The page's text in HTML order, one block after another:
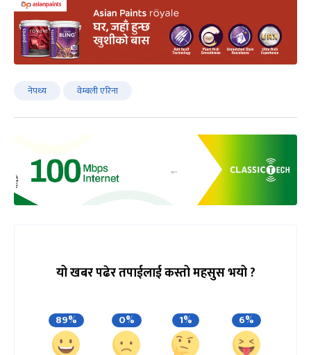
नेपथ्य वेम्बली एरिना
यो खबर पढेर तपाईलाई कस्तो महसुस भयो ?
89% 0% 1% 6%